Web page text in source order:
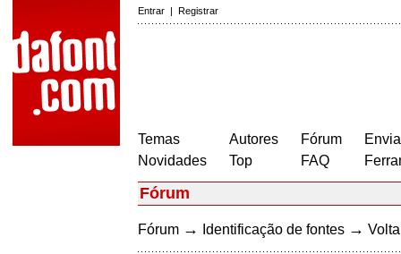
Entrar | Registrar
Temas
Novidades
Autores
Top
Fórum
FAQ
Fórum
Fórum → Identificação de fontes →